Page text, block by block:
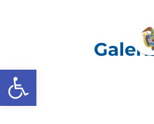
Abrir barra de herramientas